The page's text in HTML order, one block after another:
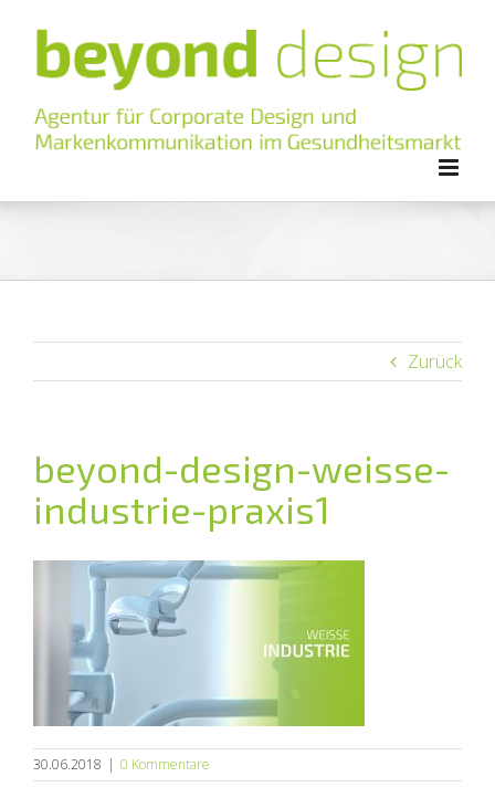
springen
Zurück
beyond-design-weisse-
industrie-praxis1
30.06.2018 | 0 Kommentare